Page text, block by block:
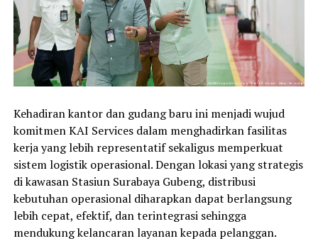
Kehadiran kantor dan gudang baru ini menjadi wujud
komitmen KAI Services dalam menghadirkan fasilitas
kerja yang lebih representatif sekaligus memperkuat
sistem logistik operasional. Dengan lokasi yang strategis
di kawasan Stasiun Surabaya Gubeng, distribusi
kebutuhan operasional diharapkan dapat berlangsung
lebih cepat, efektif, dan terintegrasi sehingga
mendukung kelancaran layanan kepada pelanggan.